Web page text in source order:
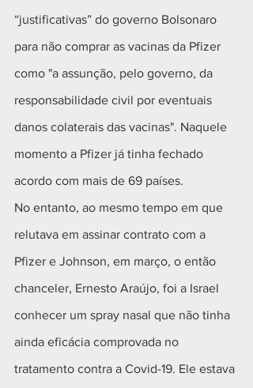
“justificativas” do governo Bolsonaro
para não comprar as vacinas da Pfizer
como "a assunção, pelo governo, da
responsabilidade civil por eventuais
danos colaterais das vacinas". Naquele
momento a Pfizer já tinha fechado
acordo com mais de 69 países.
No entanto, ao mesmo tempo em que
relutava em assinar contrato com a
Pfizer e Johnson, em março, o então
chanceler, Ernesto Araújo, foi a Israel
conhecer um spray nasal que não tinha
ainda eficácia comprovada no
tratamento contra a Covid-19. Ele estava